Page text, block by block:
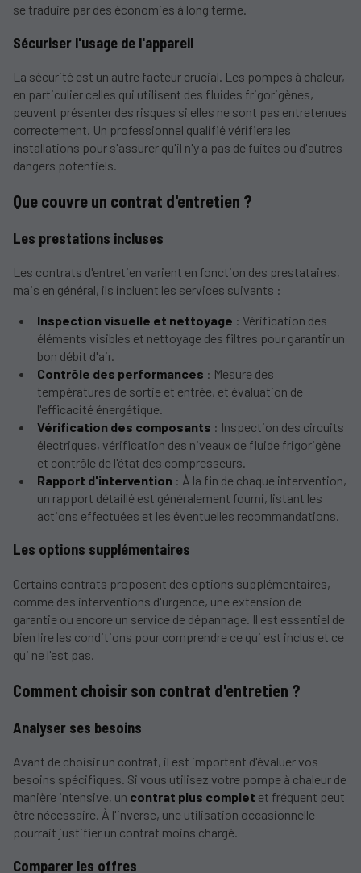
se traduire par des économies à long terme.
Sécuriser l'usage de l'appareil
La sécurité est un autre facteur crucial. Les pompes à chaleur,
en particulier celles qui utilisent des fluides frigorigènes,
peuvent présenter des risques si elles ne sont pas entretenues
correctement. Un professionnel qualifié vérifiera les
installations pour s'assurer qu'il n'y a pas de fuites ou d'autres
dangers potentiels.
Que couvre un contrat d'entretien ?
Les prestations incluses
Les contrats d'entretien varient en fonction des prestataires,
mais en général, ils incluent les services suivants :
Inspection visuelle et nettoyage : Vérification des
éléments visibles et nettoyage des filtres pour garantir un
bon débit d'air.
Contrôle des performances : Mesure des
températures de sortie et entrée, et évaluation de
l'efficacité énergétique.
Vérification des composants : Inspection des circuits
électriques, vérification des niveaux de fluide frigorigène
et contrôle de l'état des compresseurs.
Rapport d'intervention: À la fin de chaque intervention,
un rapport détaillé est généralement fourni, listant les
actions effectuées et les éventuelles recommandations.
Les options supplémentaires
Certains contrats proposent des options supplémentaires,
comme des interventions d'urgence, une extension de
garantie ou encore un service de dépannage. Il est essentiel de
bien lire les conditions pour comprendre ce qui est inclus et ce
qui ne l'est pas.
Comment choisir son contrat d'entretien ?
Analyser ses besoins
Avant de choisir un contrat, il est important d'évaluer vos
besoins spécifiques. Si vous utilisez votre pompe à chaleur de
manière intensive, un contrat plus complet et fréquent peut
être nécessaire. À l'inverse, une utilisation occasionnelle
pourrait justifier un contrat moins chargé.
Comparer les offres